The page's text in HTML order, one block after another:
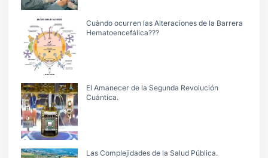
Cuàndo ocurren las Alteraciones de la Barrera
Hematoencefálica???
El Amanecer de la Segunda Revolución
Cuántica.
Las Complejidades de la Salud Pública.